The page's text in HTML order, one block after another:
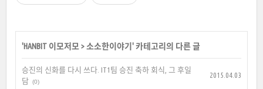
'HANBIT 이모저모 > 소소한이야기 ' 카테고리의 다른 글
승진의 신화를 다시 쓰다. IT1팀 승진 축하 회식, 그 후일
담 (0)
2015.04.03